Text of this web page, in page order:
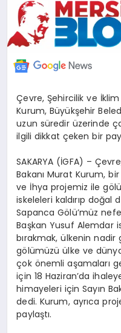
ILETİŞİM
KÜNYE
Çevre, Şehircilik ve
Kurum, Büyükşehir
uzun süredir üzerinde
ilgili dikkat çeken bir
SAKARYA (İGFA) –
Bakanı Murat Kurum,
ve İhya projemiz ile
iskeleleri kaldırıp doğal
Sapanca Gölü’müz
Başkan Yusuf Alemdar
bırakmak, ülkenin
gölümüzü ülke ve
çok önemli aşamaları
için 18 Haziran’da
himayeleri için Sayın
dedi. Kurum, ayrıca
paylaştı.